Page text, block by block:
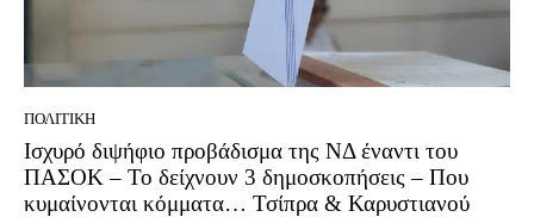
ΠΟΛΙΤΙΚΉ
Ισχυρό διψήφιο προβάδισμα της ΝΔ έναντι του
ΠΑΣΟΚ – Το δείχνουν 3 δημοσκοπήσεις – Που
κυμαίνονται κόμματα… Τσίπρα & Καρυστιανού